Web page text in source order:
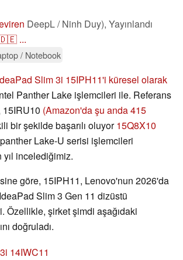
DeepL / Ninh Duy), Yayınlandı
...
/ Notebook
Slim 3i 15IPH11'i küresel olarak
Panther Lake işlemcileri ile. Referans
(Amazon'da şu anda 415
bir şekilde başarılı oluyor15Q8X10
panther Lake-U serisi işlemcileri
incelediğimiz.
göre, 15IPH11, Lenovo'nun 2026'da
Slim 3 Gen 11 dizüstü
Özellikle, şirket şimdi aşağıdaki
doğruladı.
14IWC11